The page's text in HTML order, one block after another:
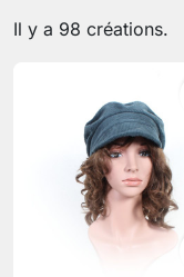
Il y a 98 créations.